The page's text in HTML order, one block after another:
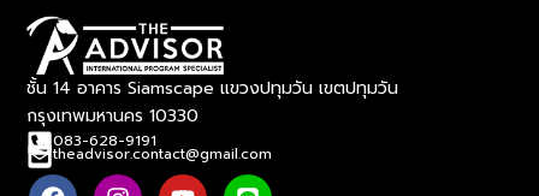
ชั้น 14 อาคาร Siamscape แขวงปทุมวัน เขตปทุมวัน
กรุงเทพมหานคร 10330
083-628-9191
theadvisor.contact@gmail.com